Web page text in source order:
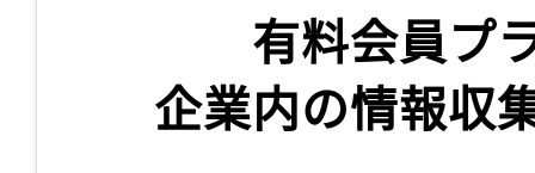
有料会員プ
企業内の情報収